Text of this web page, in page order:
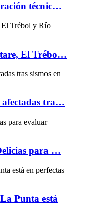
técnic…
El Trébo…
afectadas tra…
para …
Punta está